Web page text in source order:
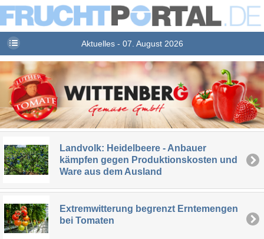
Aktuelles - 07. August 2026
Landvolk: Heidelbeere - Anbauer
kämpfen gegen Produktionskosten und
Ware aus dem Ausland
Extremwitterung begrenzt Erntemengen
bei Tomaten